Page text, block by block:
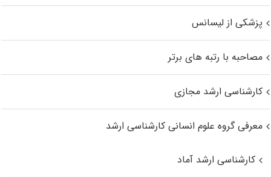
پزشکی از لیسانس
مصاحبه با رتبه های برتر
کارشناسی ارشد مجازی
معرفی گروه علوم انسانی کارشناسی ارشد
کارشناسی ارشد آماد